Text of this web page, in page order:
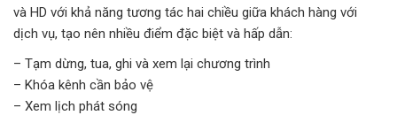
và HD với khả năng tương tác hai chiều giữa khách hàng với
dịch vụ, tạo nên nhiều điểm đặc biệt và hấp dẫn:
– Tạm dừng, tua, ghi và xem lại chương trình
– Khóa kênh cần bảo vệ
– Xem lịch phát sóng